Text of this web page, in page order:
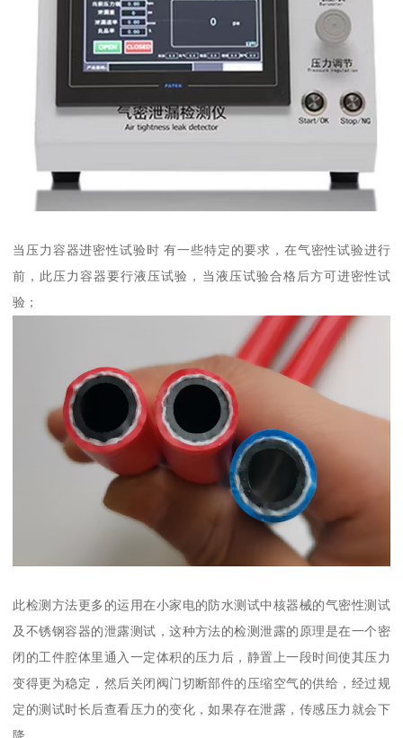
当压力容器进密性试验时 有一些特定的要求，在气密性试验进行
前，此压力容器要行液压试验，当液压试验合格后方可进密性试
验；
此检测方法更多的运用在小家电的防水测试中核器械的气密性测试
及不锈钢容器的泄露测试，这种方法的检测泄露的原理是在一个密
闭的工件腔体里通入一定体积的压力后，静置上一段时间使其压力
变得更为稳定，然后关闭阀门切断部件的压缩空气的供给，经过规
定的测试时长后查看压力的变化，如果存在泄露，传感压力就会下